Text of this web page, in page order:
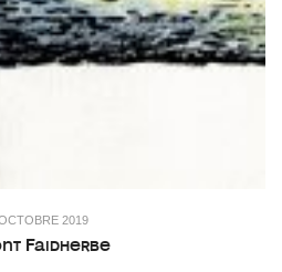
2019
Faidherbe